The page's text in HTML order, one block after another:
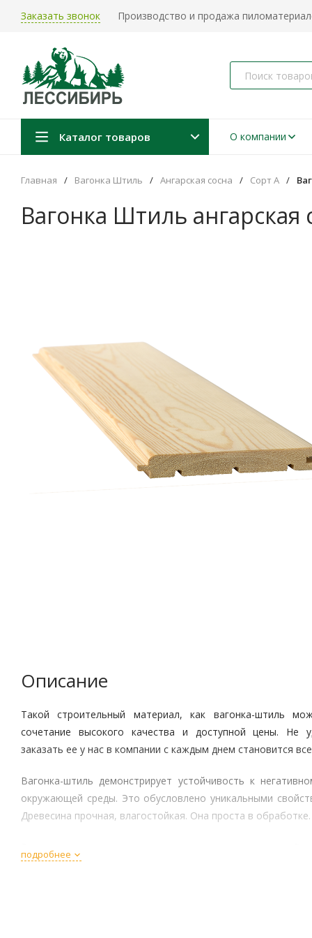
Заказать звонок Производство и продажа
Каталог товаров О компании
Главная / Вагонка Штиль / Ангарская сосна / Сорт А /
Вагонка Штиль
Описание
Такой строительный материал, как вагонка-штиль
сочетание высокого качества и доступной цены. Не
заказать ее у нас в компании с каждым днем становится
Вагонка-штиль демонстрирует устойчивость к
окружающей среды. Это обусловлено уникальными
Древесина прочная, влагостойкая. Она проста в обработке.
Вагонка оснащается специальными замками на торцах.
заодно делает покрытие монолитным и более прочным.
подробнее